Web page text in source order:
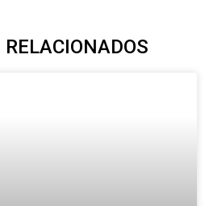
RELACIONADOS